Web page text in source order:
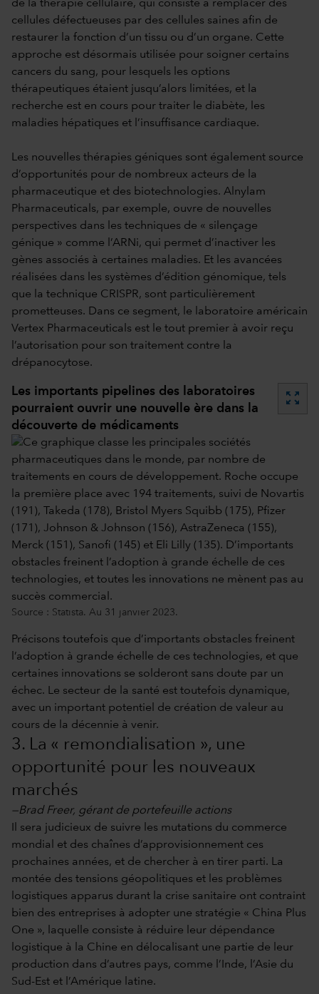
de la thérapie cellulaire, qui consiste à remplacer des
cellules défectueuses par des cellules saines afin de
restaurer la fonction d’un tissu ou d’un organe. Cette
approche est désormais utilisée pour soigner certains
cancers du sang, pour lesquels les options
thérapeutiques étaient jusqu’alors limitées, et la
recherche est en cours pour traiter le diabète, les
maladies hépatiques et l’insuffisance cardiaque.
Les nouvelles thérapies géniques sont également source
d’opportunités pour de nombreux acteurs de la
pharmaceutique et des biotechnologies. Alnylam
Pharmaceuticals, par exemple, ouvre de nouvelles
perspectives dans les techniques de « silençage
génique » comme l’ARNi, qui permet d’inactiver les
gènes associés à certaines maladies. Et les avancées
réalisées dans les systèmes d’édition génomique, tels
que la technique CRISPR, sont particulièrement
prometteuses. Dans ce segment, le laboratoire américain
Vertex Pharmaceuticals est le tout premier à avoir reçu
l’autorisation pour son traitement contre la
drépanocytose.
Les importants pipelines des laboratoires
pourraient ouvrir une nouvelle ère dans la
découverte de médicaments
zoom_out_map
Source : Statista. Au 31 janvier 2023.
Précisons toutefois que d’importants obstacles freinent
l’adoption à grande échelle de ces technologies, et que
certaines innovations se solderont sans doute par un
échec. Le secteur de la santé est toutefois dynamique,
avec un important potentiel de création de valeur au
cours de la décennie à venir.
3. La « remondialisation », une
opportunité pour les nouveaux
marchés
—Brad Freer, gérant de portefeuille actions
Il sera judicieux de suivre les mutations du commerce
mondial et des chaînes d’approvisionnement ces
prochaines années, et de chercher à en tirer parti. La
montée des tensions géopolitiques et les problèmes
logistiques apparus durant la crise sanitaire ont contraint
bien des entreprises à adopter une stratégie « China Plus
One », laquelle consiste à réduire leur dépendance
logistique à la Chine en délocalisant une partie de leur
production dans d’autres pays, comme l’Inde, l’Asie du
Sud-Est et l’Amérique latine.